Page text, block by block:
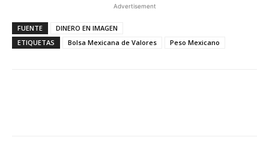
Advertisement
FUENTE
DINERO EN IMAGEN
ETIQUETAS
Bolsa Mexicana de Valores Peso Mexicano